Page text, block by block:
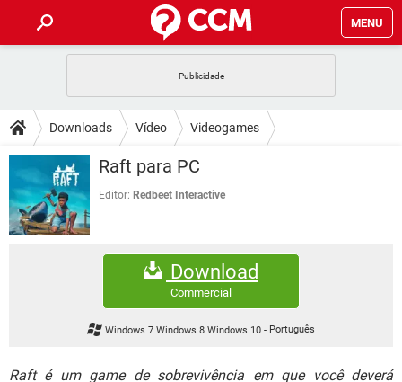
MENU
CELULAR FACEBOOK
OUTLOOK
INSTAGRAM GMAIL
GUIA DE COMPRAS
DICAS
JOGOS WHATSAPP
CELULAR
OUTLOOK
DOWNLOADS
JOGOS WHATSAPP
CELULAR
EXCEL
GMAIL
FÓRUM
FACEBOOK
EXCEL
GMAIL
WHATSAPP
INSTAGRAM GMAIL
Downloads Vídeo Videogames
Raft para PC
Editor: Redbeet Interactive
Download
Commercial
Windows 7 Windows 8 Windows 10- Português
Raft é um game de sobrevivência em que você deverá